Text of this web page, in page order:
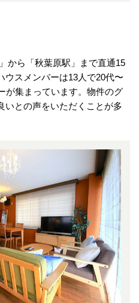
から「秋葉原駅」まで直通15
ウスメンバーは13人で20代〜
が集まっています。物件のグ
いとの声をいただくことが多